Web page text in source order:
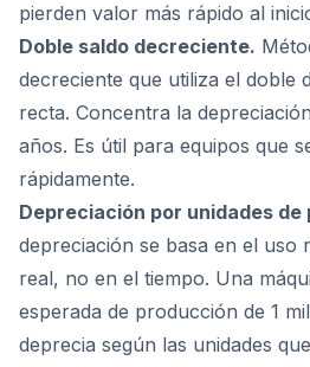
pierden valor más rápido al
Doble saldo decreciente.
decreciente que utiliza el doble
recta. Concentra la
años. Es útil para equipos que
rápidamente.
Depreciación por unidades de
depreciación se basa en el uso
real, no en el tiempo. Una
esperada de producción de 1
deprecia según las unidades